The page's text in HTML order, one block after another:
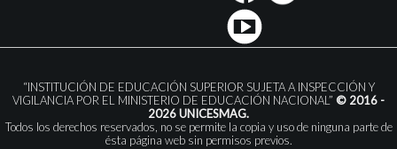
“INSTITUCIÓN DE EDUCACIÓN SUPERIOR SUJETA A INSPECCIÓN Y
VIGILANCIA POR EL MINISTERIO DE EDUCACIÓN NACIONAL” © 2016 -
2026 UNICESMAG.
Todos los derechos reservados, no se permite la copia y uso de ninguna parte de
ésta página web sin permisos previos.